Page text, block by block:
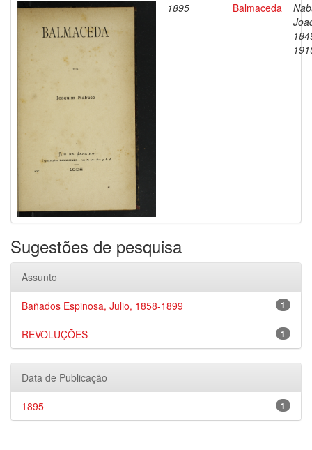
1895 Balmaceda
Sugestões de pesquisa
Assunto
1
Bañados Espinosa, Julio, 1858-1899
1
REVOLUÇÕES
Data de Publicação
1
1895